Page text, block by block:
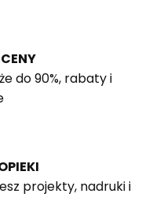
do 90%, rabaty i
projekty, nadruki i